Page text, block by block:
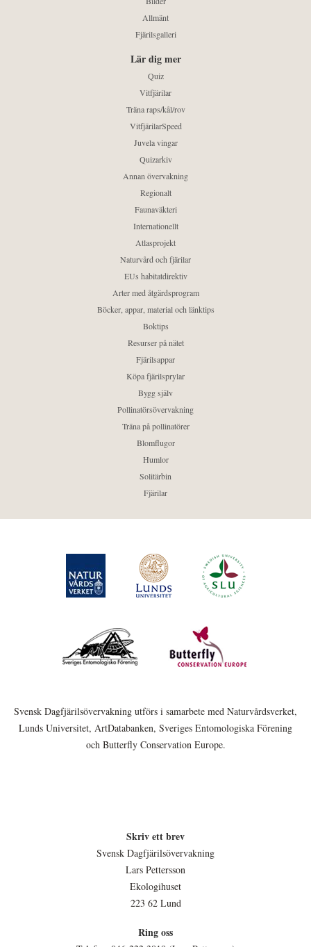
Allmänt
Fjärilsgalleri
Lär dig mer
Quiz
Vitfjärilar
Träna raps/kål/rov
VitfjärilarSpeed
Juvela vingar
Quizarkiv
Annan övervakning
Regionalt
Faunaväkteri
Internationellt
Atlasprojekt
Naturvård och fjärilar
EUs habitatdirektiv
Arter med åtgärdsprogram
Böcker, appar, material och länktips
Boktips
Resurser på nätet
Fjärilsappar
Köpa fjärilsprylar
Bygg själv
Pollinatörsövervakning
Träna på pollinatörer
Blomflugor
Humlor
Solitärbin
Fjärilar
Svensk Dagfjärilsövervakning utförs i samarbete med Naturvårdsverket,
Lunds Universitet, ArtDatabanken, Sveriges Entomologiska Förening
och Butterfly Conservation Europe.
Skriv ett brev
Svensk Dagfjärilsövervakning
Lars Pettersson
Ekologihuset
223 62 Lund
Ring oss